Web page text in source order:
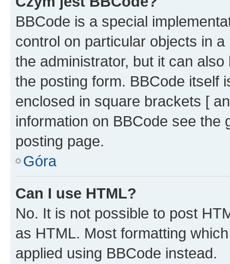
BBCode is a special
control on particular objects in
the administrator, but it can
the posting form. BBCode itself
enclosed in square brackets [
information on BBCode see
posting page.
Góra
Can I use HTML?
No. It is not possible to post
as HTML. Most formatting
applied using BBCode instead.